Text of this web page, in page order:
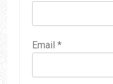
Email *